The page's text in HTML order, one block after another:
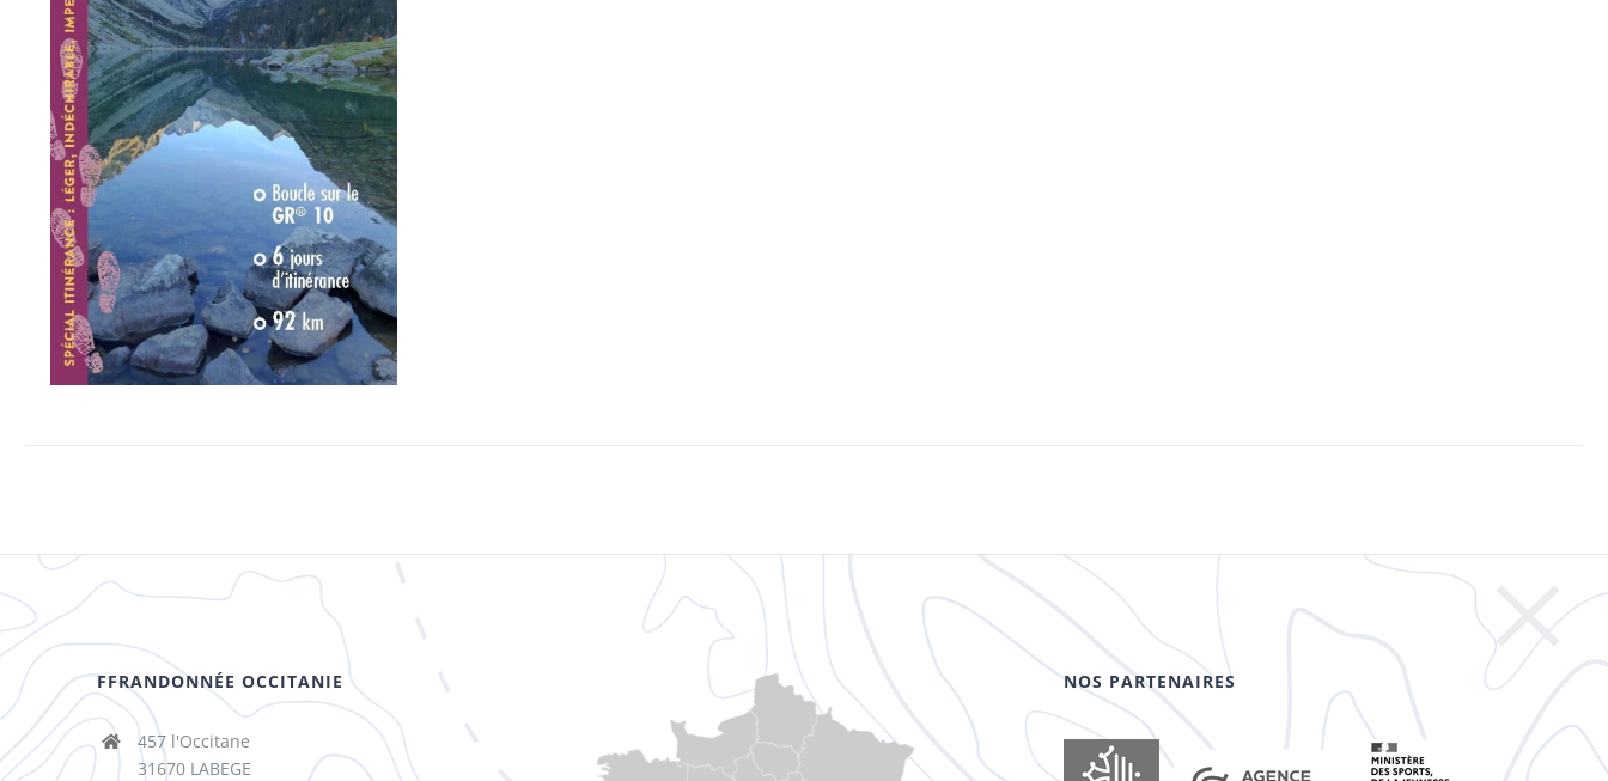
FFRANDONNÉE OCCITANIE
457 l'Occitane
31670 LABEGE
NOS PARTENAIRES